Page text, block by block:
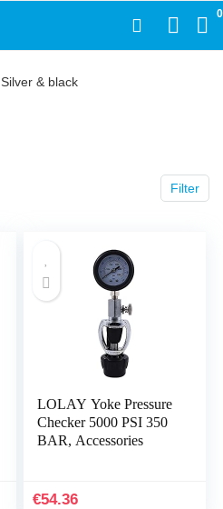
0
‎Silver & black
Filter
LOLAY Yoke Pressure
Checker 5000 PSI 350
BAR, Accessories
€54.36